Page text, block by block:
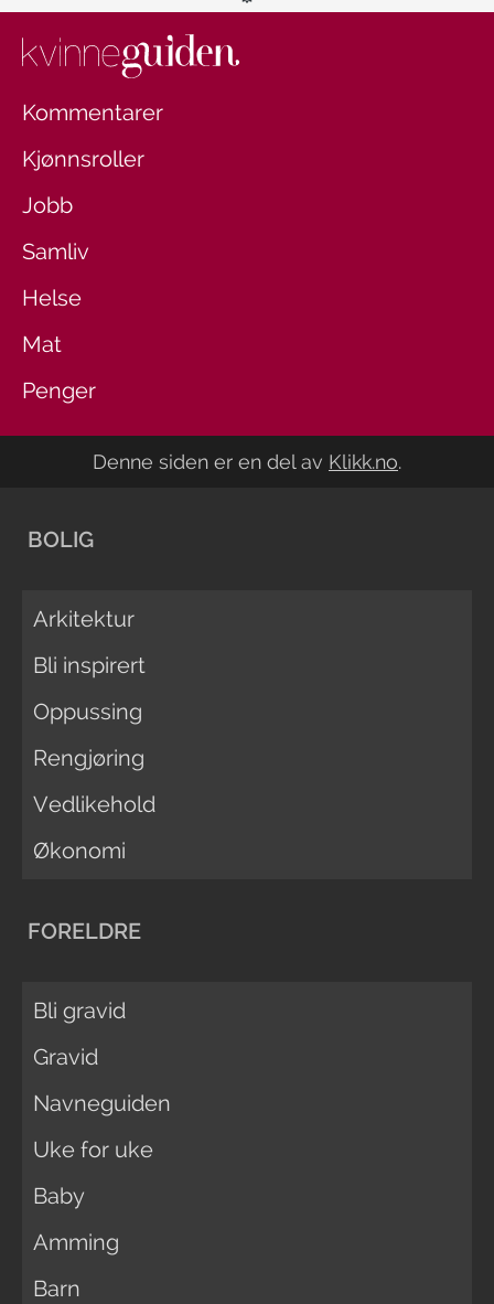
Kommentarer
Kjønnsroller
Jobb
Samliv
Helse
Mat
Penger
Denne siden er en del av Klikk.no.
BOLIG
Arkitektur
Bli inspirert
Oppussing
Rengjøring
Vedlikehold
Økonomi
FORELDRE
Bli gravid
Gravid
Navneguiden
Uke for uke
Baby
Amming
Barn